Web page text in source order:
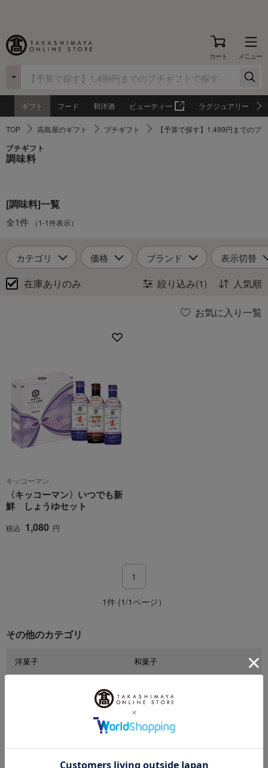
カート メニュー
ギフト フード 和洋酒 ビューティー ラグジュアリー
TOP 高島屋のギフト プチギフト 【予算で探す】1,499円までのプ
プチギフト
調味料
[調味料]一覧
全1件 （1-1件表示）
カテゴリ 価格 ブランド 表示切替
在庫ありのみ 絞り込み(1) 人気順
お気に入り一覧
キッコーマン
〈キッコーマン〉いつでも新
鮮 しょうゆセット
税込 1,080 円
1
1件 (1/1ページ）
その他のカテゴリ
洋菓子
和菓子
和洋酒
水・ドリンク
パン・ジャム
昆布・豆腐・練り物・お吸物
のり・かつお削り・椎茸
タオル・バストイレタリーグッズ
ボディ・ヘアケア
レディース